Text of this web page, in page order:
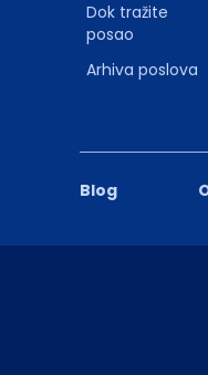
Blog
Dok tražite
posao
Arhiva poslova